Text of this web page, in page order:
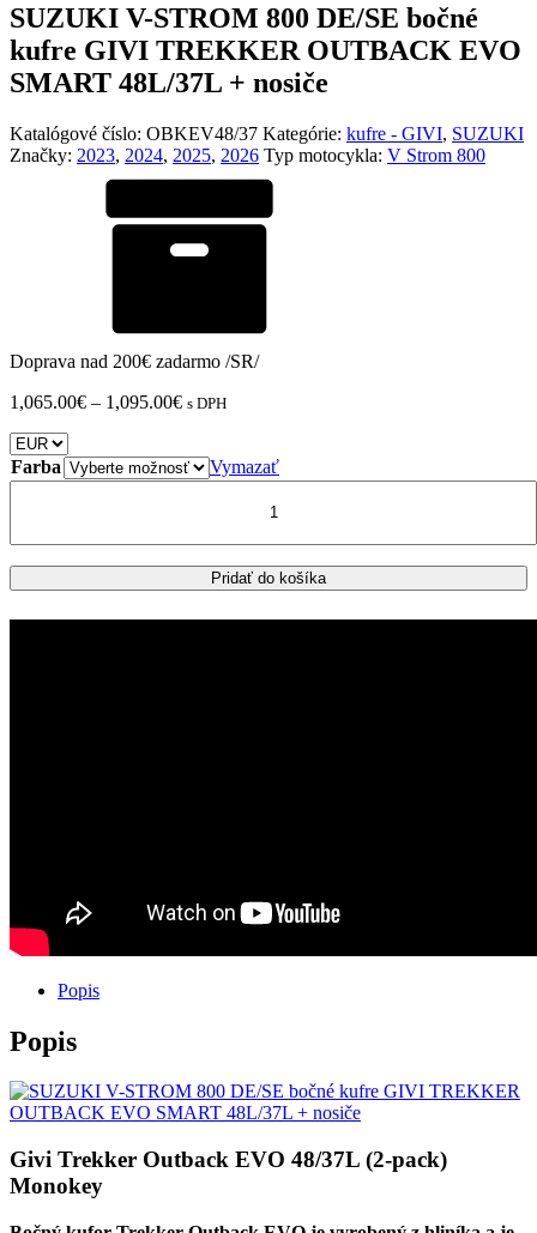
SUZUKI V-STROM 800 DE/SE bočné
kufre GIVI TREKKER OUTBACK EVO
SMART 48L/37L + nosiče
Katalógové číslo: OBKEV48/37 Kategórie: kufre - GIVI, SUZUKI
Značky: 2023, 2024, 2025, 2026 Typ motocykla: V Strom 800
Doprava nad 200€ zadarmo /SR/
1,065.00€ – 1,095.00€Price
through
1,095.00€
s DPH
Farba
Vymazať
800
DE/SE
bočné
Pridať do košíka
Popis
Popis
Givi Trekker Outback EVO 48/37L (2-pack)
Monokey